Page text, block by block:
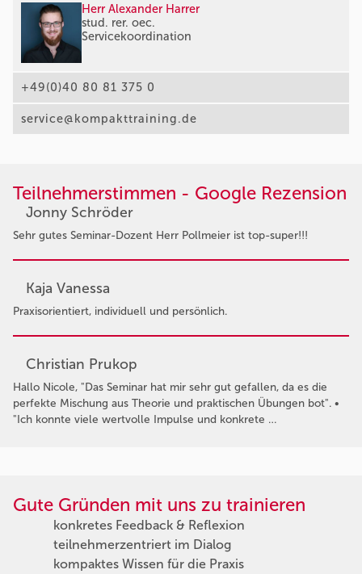
Herr Alexander Harrer
stud. rer. oec.
Servicekoordination
+49(0)40 80 81 375 0
service@kompakttraining.de
Teilnehmerstimmen - Google Rezension
Jonny Schröder
Sehr gutes Seminar-Dozent Herr Pollmeier ist top-super!!!
Kaja Vanessa
Praxisorientiert, individuell und persönlich.
Christian Prukop
Hallo Nicole, "Das Seminar hat mir sehr gut gefallen, da es die
perfekte Mischung aus Theorie und praktischen Übungen bot". •
"Ich konnte viele wertvolle Impulse und konkrete …
Gute Gründen mit uns zu trainieren
konkretes Feedback & Reflexion
teilnehmerzentriert im Dialog
kompaktes Wissen für die Praxis